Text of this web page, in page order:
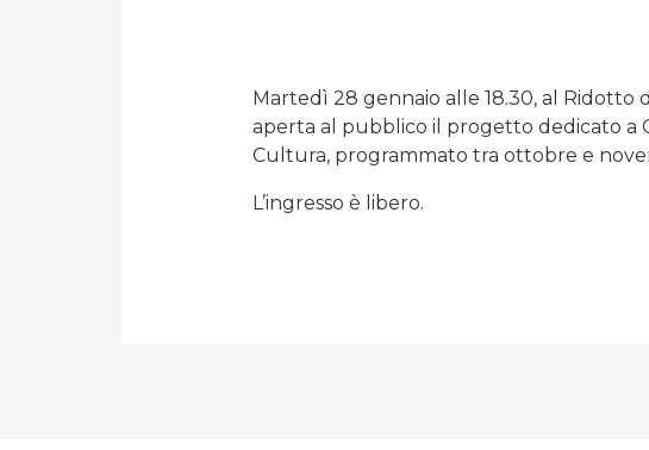
Martedì 28 gennaio alle 18.30, al
aperta al pubblico il progetto dedicato a
Cultura, programmato tra ottobre e
L’ingresso è libero.